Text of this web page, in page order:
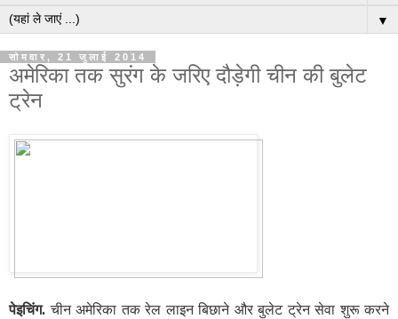
▼
सोमवार, 21 जुलाई 2014
अमेरिका तक सुरंग के जरिए दौड़ेगी चीन की बुलेट
ट्रेन
पेइचिंग. चीन अमेरिका तक रेल लाइन बिछाने और बुलेट ट्रेन सेवा शुरू करने